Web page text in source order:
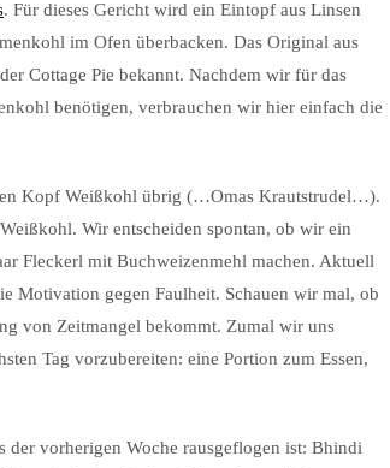
. Für dieses Gericht wird ein Eintopf aus Linsen
im Ofen überbacken. Das Original aus
Cottage Pie bekannt. Nachdem wir für das
benötigen, verbrauchen wir hier einfach die
Kopf Weißkohl übrig (…Omas Krautstrudel…).
Wir entscheiden spontan, ob wir ein
Fleckerl mit Buchweizenmehl machen. Aktuell
Motivation gegen Faulheit. Schauen wir mal, ob
von Zeitmangel bekommt. Zumal wir uns
Tag vorzubereiten: eine Portion zum Essen,
der vorherigen Woche rausgeflogen ist: Bhindi